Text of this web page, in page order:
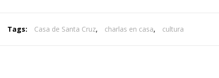
Tags: Casa de Santa Cruz, charlas en casa, cultura